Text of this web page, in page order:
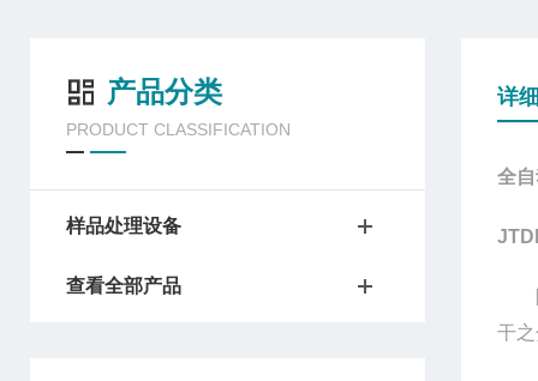
产品分类
PRODUCT CLASSIFICATION
样品处理设备
查看全部产品
详
全
随
干之